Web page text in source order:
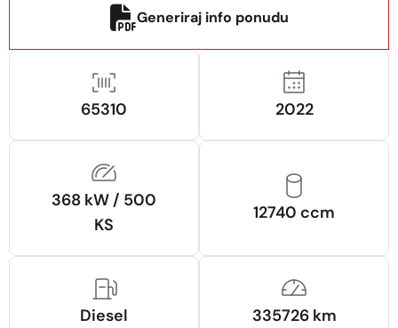
Generiraj info ponudu
65310 2022
368 kW / 500
KS
12740 ccm
Diesel 335726 km